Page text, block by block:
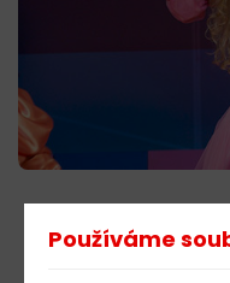
Používáme